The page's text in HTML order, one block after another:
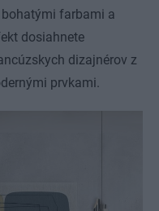
farbami a
dosiahnete
dizajnérov z
prvkami.